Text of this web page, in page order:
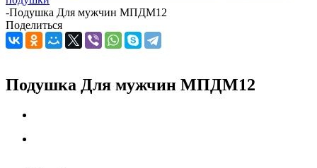
-Подушка Для мужчин МПДМ12
Поделиться
Подушка Для мужчин МПДМ12